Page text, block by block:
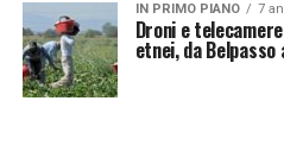
IN PRIMO PIANO 7
Droni e
etnei, da Belpasso